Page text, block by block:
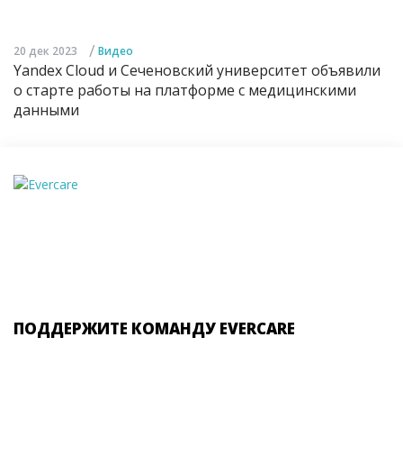
20 дек 2023 / Видео
Yandex Cloud и Сеченовский университет объявили
о старте работы на платформе с медицинскими
данными
ПОДДЕРЖИТЕ КОМАНДУ EVERCARE